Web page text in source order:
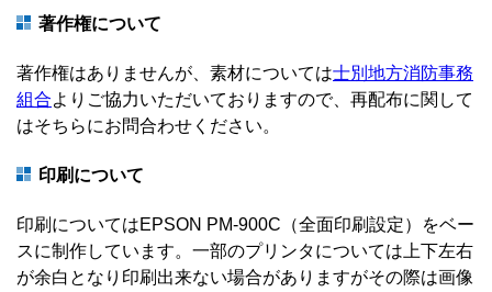
著作権について
著作権はありませんが、素材については士別地方消防事務
組合よりご協力いただいておりますので、再配布に関して
はそちらにお問合わせください。
印刷について
印刷についてはEPSON PM-900C（全面印刷設定）をベー
スに制作しています。一部のプリンタについては上下左右
が余白となり印刷出来ない場合がありますがその際は画像